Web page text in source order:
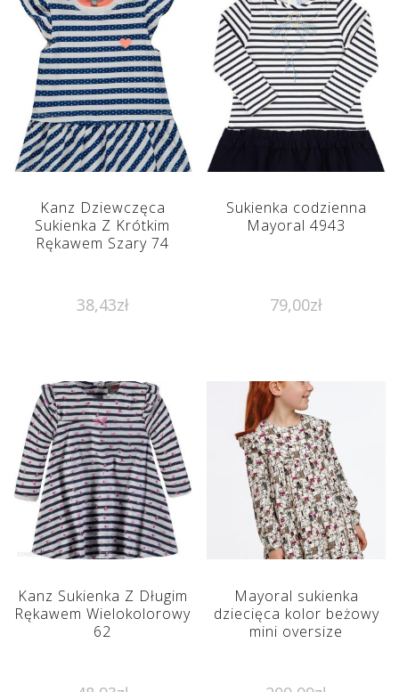
Kanz Dziewczęca
Sukienka Z Krótkim
Rękawem Szary 74
38,43zł
Sukienka codzienna
Mayoral 4943
79,00zł
Kanz Sukienka Z Długim
Rękawem Wielokolorowy
62
Mayoral sukienka
dziecięca kolor beżowy
mini oversize